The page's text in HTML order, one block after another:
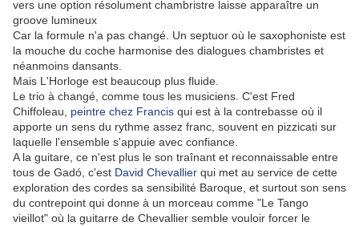
vers une option résolument chambristre laisse apparaître un
groove lumineux
Car la formule n'a pas changé. Un septuor où le saxophoniste est
la mouche du coche harmonise des dialogues chambristes et
néanmoins dansants.
Mais L'Horloge est beaucoup plus fluide.
Le trio à changé, comme tous les musiciens. C'est Fred
Chiffoleau, peintre chez Francis qui est à la contrebasse où il
apporte un sens du rythme assez franc, souvent en pizzicati sur
laquelle l'ensemble s'appuie avec confiance.
A la guitare, ce n'est plus le son traînant et reconnaissable entre
tous de Gadó, c'est David Chevallier qui met au service de cette
exploration des cordes sa sensibilité Baroque, et surtout son sens
du contrepoint qui donne à un morceau comme "Le Tango
vieillot" où la guitarre de Chevallier semble vouloir forcer le